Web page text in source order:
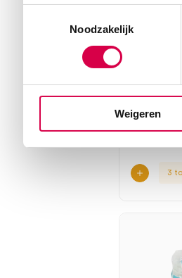
Noodzakelijk
Weigeren
14 stuks, 8
3